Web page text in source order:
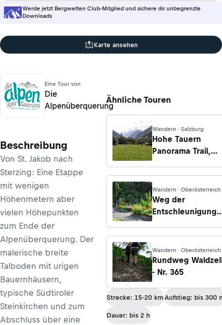
Werde jetzt Bergwelten Club-Mitglied und sichere dir unbegrenzte
Downloads
Karte ansehen
Eine Tour von
Die
Alpenüberquerung
Beschreibung
Von St. Jakob nach
Sterzing: Eine Etappe
mit wenigen
Höhenmetern aber
vielen Höhepunkten
zum Ende der
Alpenüberquerung. Der
malerische breite
Talboden mit urigen
Bauernhäusern,
typische Südtiroler
Steinkirchen und zum
Abschluss über eine
Ähnliche Touren
Wandern · Salzburg
Hohe Tauern
Panorama Trail,
Embach nach
Rauris
Wandern · Oberösterreich
Weg der
Entschleunigung -
tanken - Etappe 6:
Kohlstatt -
Schwarzenberg
Wandern · Oberösterreich
Rundweg
- Nr. 365
Strecke: 15-20 km Aufstieg: bis 300
Dauer: bis 2 h